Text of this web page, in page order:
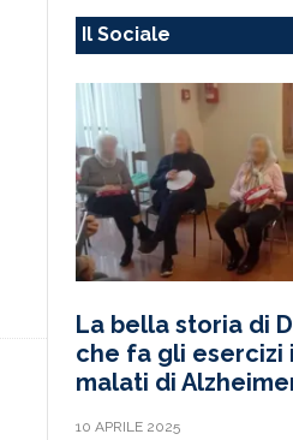
Il Sociale
La bella storia di
che fa gli esercizi
malati di
10 APRILE 2025